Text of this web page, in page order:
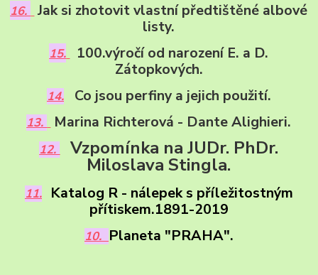
16.
Jak si zhotovit vlastní předtištěné albové
listy.
15.
100.výročí od narození E. a D.
Zátopkových.
14.Co jsou perfiny a jejich použití.
13. Marina Richterová - Dante Alighieri.
12. Vzpomínka na JUDr. PhDr.
Miloslava Stingla.
11.
Katalog R - nálepek s příležitostným
přítiskem.1891-2019
10. Planeta "PRAHA".